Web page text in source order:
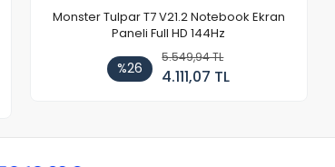
Monster Tulpar T7 V21.2 Notebook Ekran
Paneli Full HD 144Hz
%26
5.549,94 TL
4.111,07 TL